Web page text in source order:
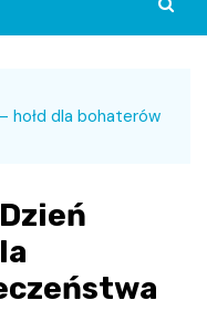
hołd dla bohaterów